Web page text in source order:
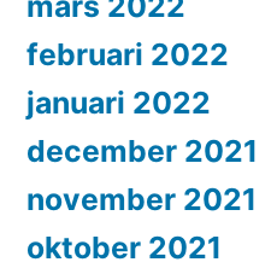
februari 2022
januari 2022
december 2021
november 2021
oktober 2021